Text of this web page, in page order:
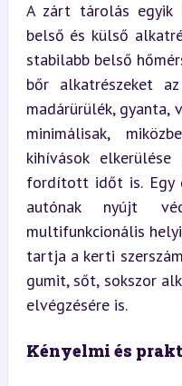
A zárt tárolás egyik
belső és külső
stabilabb belső
bőr alkatrészeket
madárürülék, gyanta,
minimálisak,
kihívások
fordított időt is. Egy
autónak nyújt
multifunkcionális
tartja a kerti
gumit, sőt, sokszor
elvégzésére is.
Kényelmi és